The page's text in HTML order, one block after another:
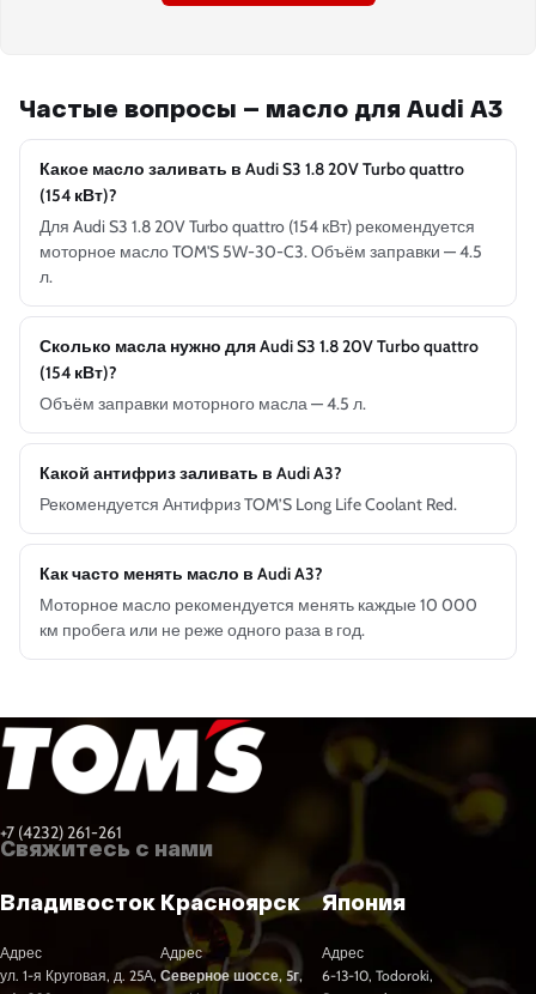
Частые вопросы — масло для Audi A3
Какое масло заливать в Audi S3 1.8 20V Turbo quattro
(154 кВт)?
Для Audi S3 1.8 20V Turbo quattro (154 кВт) рекомендуется
моторное масло TOM'S 5W-30-C3. Объём заправки — 4.5
л.
Сколько масла нужно для Audi S3 1.8 20V Turbo quattro
(154 кВт)?
Объём заправки моторного масла — 4.5 л.
Какой антифриз заливать в Audi A3?
Рекомендуется Антифриз TOM’S Long Life Coolant Red.
Как часто менять масло в Audi A3?
Моторное масло рекомендуется менять каждые 10 000
км пробега или не реже одного раза в год.
+7 (4232) 261-261
Свяжитесь с нами
Владивосток
Адрес
ул. 1-я Круговая, д. 25А,
Красноярск
Адрес
Северное шоссе, 5г,
Япония
Адрес
6-13-10, Todoroki,